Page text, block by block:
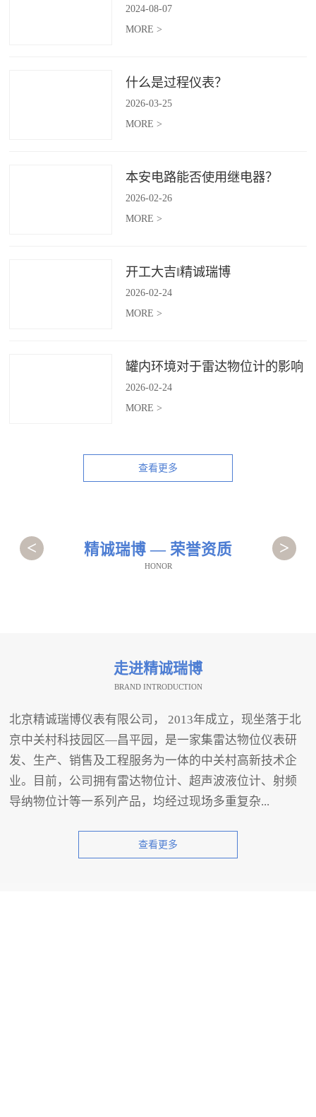
2024-08-07
MORE >
什么是过程仪表？
2026-03-25
MORE >
本安电路能否使用继电器？
2026-02-26
MORE >
开工大吉‖精诚瑞博
2026-02-24
MORE >
罐内环境对于雷达物位计的影响
2026-02-24
MORE >
查看更多
精诚瑞博 — 荣誉资质
HONOR
< >
走进精诚瑞博
BRAND INTRODUCTION
北京精诚瑞博仪表有限公司， 2013年成立，现坐落于北
京中关村科技园区—昌平园，是一家集雷达物位仪表研
发、生产、销售及工程服务为一体的中关村高新技术企
业。目前，公司拥有雷达物位计、超声波液位计、射频
导纳物位计等一系列产品，均经过现场多重复杂...
查看更多